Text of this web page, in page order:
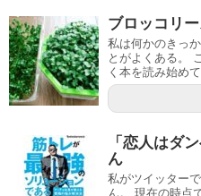
ブロッコリ
私は何かのきっ
とがよくある。
く本を読み始め
「恋人はダ
ん
私がツイッター
ん。 現在の時点